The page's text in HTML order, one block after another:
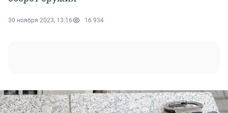
30 ноября 2023, 13:16 16 934